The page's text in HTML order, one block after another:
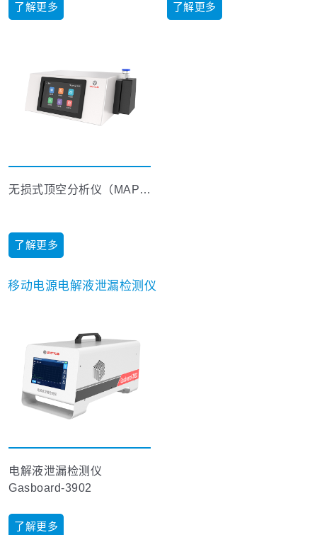
了解更多 了解更多
无损式顶空分析仪（MAP）
了解更多
移动电源电解液泄漏检测仪
电解液泄漏检测仪
Gasboard-3902
了解更多